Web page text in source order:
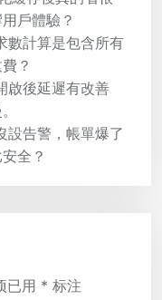
戶體驗？
數計算是包含所有
？
啟後延遲有改善
設告警，帳單爆了
全？
已用 * 标注